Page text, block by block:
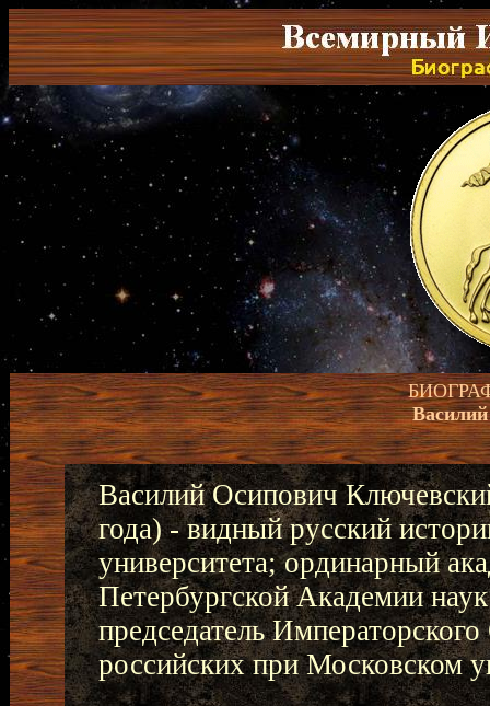
Василий Осипович
года) - видный русский
университета; ординарный
Петербургской Академии
председатель
российских при Московском